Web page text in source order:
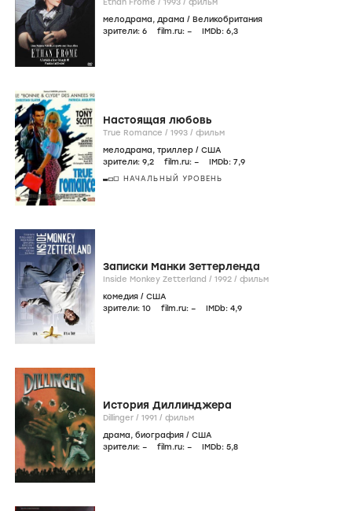
мелодрама, драма / Великобритания
зрители: 6 film.ru: – IMDb: 6,3
Настоящая любовь
True Romance / 1993 / фильм
мелодрама, триллер / США
зрители: 9,2 film.ru: – IMDb: 7,9
НАЧАЛЬНЫЙ УРОВЕНЬ
Записки Манки Зеттерленда
Inside Monkey Zetterland / 1992 / фильм
комедия / США
зрители: 10 film.ru: – IMDb: 4,9
История Диллинджера
Dillinger / 1991 / фильм
драма, биография / США
зрители: – film.ru: – IMDb: 5,8